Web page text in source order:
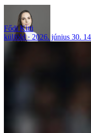
Fődi Kitti
külföld
2026. június 30.